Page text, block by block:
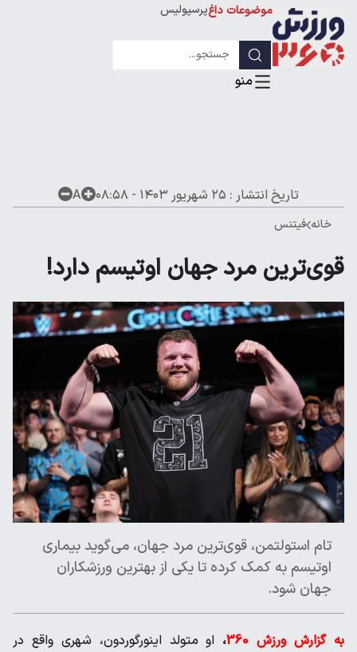
موضوعات داغپرسپولیس
لیگ قهرمانان
تاریخ انتشار : ۲۵ شهریور ۱۴۰۳ - ۰۸:۵۸ A
خانه فیتنس
قوی‌ترین مرد جهان اوتیسم دارد!
تام استولتمن، قوی‌ترین مرد جهان، می‌گوید بیماری
اوتیسم به کمک کرده تا یکی از بهترین ورزشکاران
جهان شود.
به گزارش ورزش 360 ، او متولد اینورگوردون، شهری واقع در